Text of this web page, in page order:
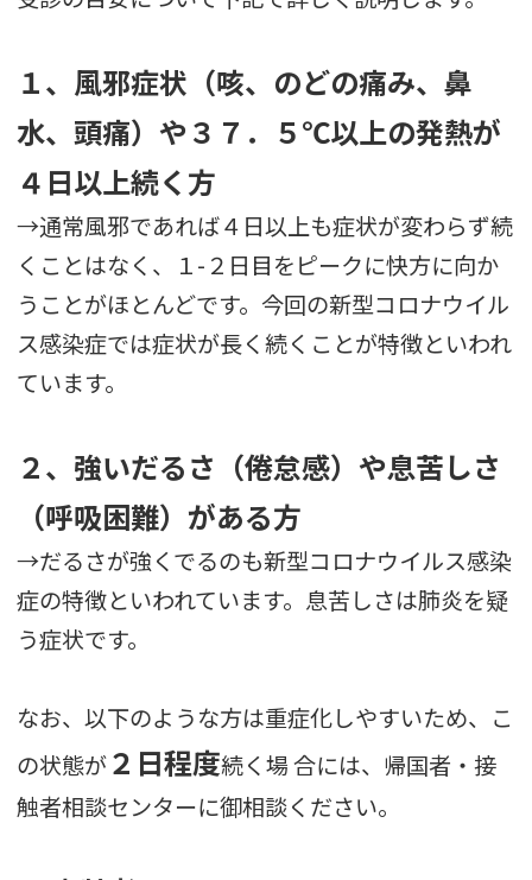
１、風邪症状（咳、のどの痛み、鼻
水、頭痛）や３７．５℃以上の発熱が
４日以上続く方
→通常風邪であれば４日以上も症状が変わらず続
くことはなく、１-２日目をピークに快方に向か
うことがほとんどです。今回の新型コロナウイル
ス感染症では症状が長く続くことが特徴といわれ
ています。
２、強いだるさ（倦怠感）や息苦しさ
（呼吸困難）がある方
→だるさが強くでるのも新型コロナウイルス感染
症の特徴といわれています。息苦しさは肺炎を疑
う症状です。
なお、以下のような方は重症化しやすいため、こ
の状態が２日程度続く場 合には、帰国者・接
触者相談センターに御相談ください。